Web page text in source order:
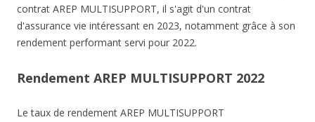
contrat AREP MULTISUPPORT, il s'agit d'un contrat
d'assurance vie intéressant en 2023, notamment grâce à son
rendement performant servi pour 2022.
Rendement AREP MULTISUPPORT 2022
Le taux de rendement AREP MULTISUPPORT